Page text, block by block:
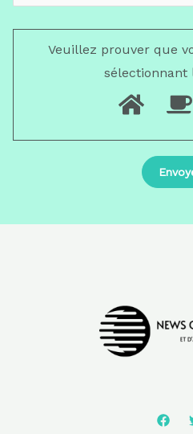
Veuillez prouver que
sélectionnant